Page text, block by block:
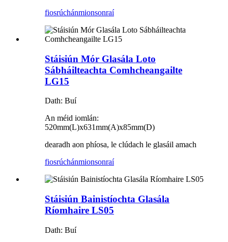
fiosrúchánmionsonraí
Stáisiún Mór Glasála Loto
Sábháilteachta Comhcheangailte
LG15
Dath: Buí
An méid iomlán:
520mm(L)x631mm(A)x85mm(D)
dearadh aon phíosa, le clúdach le glasáil amach
fiosrúchánmionsonraí
Stáisiún Bainistíochta Glasála
Ríomhaire LS05
Dath: Buí